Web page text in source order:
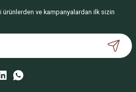
ürünlerden ve kampanyalardan ilk sizin